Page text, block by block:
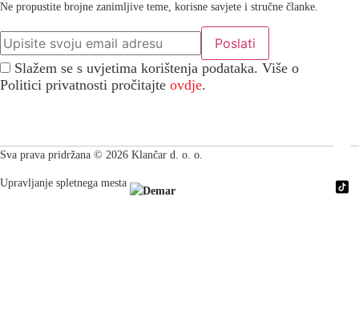
Ne propustite brojne zanimljive teme, korisne savjete i stručne članke.
Slažem se s uvjetima korištenja podataka. Više o
Politici privatnosti pročitajte ovdje.
Sva prava pridržana © 2026 Klančar d. o. o.
Upravljanje spletnega mesta